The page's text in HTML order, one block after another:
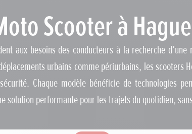
Scooter à
aux besoins des conducteurs à la recherche
urbains comme périurbains, les scooters
Chaque modèle bénéficie de technologies
solution performante pour les trajets du quotidien,